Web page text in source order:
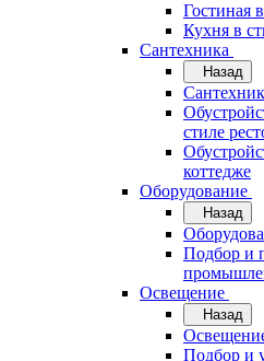
Гостиная
Кухня в
Сантехника
Назад
стиле
коттедже
Оборудование
Назад
Подбор и
Освещение
Назад
Подбор и